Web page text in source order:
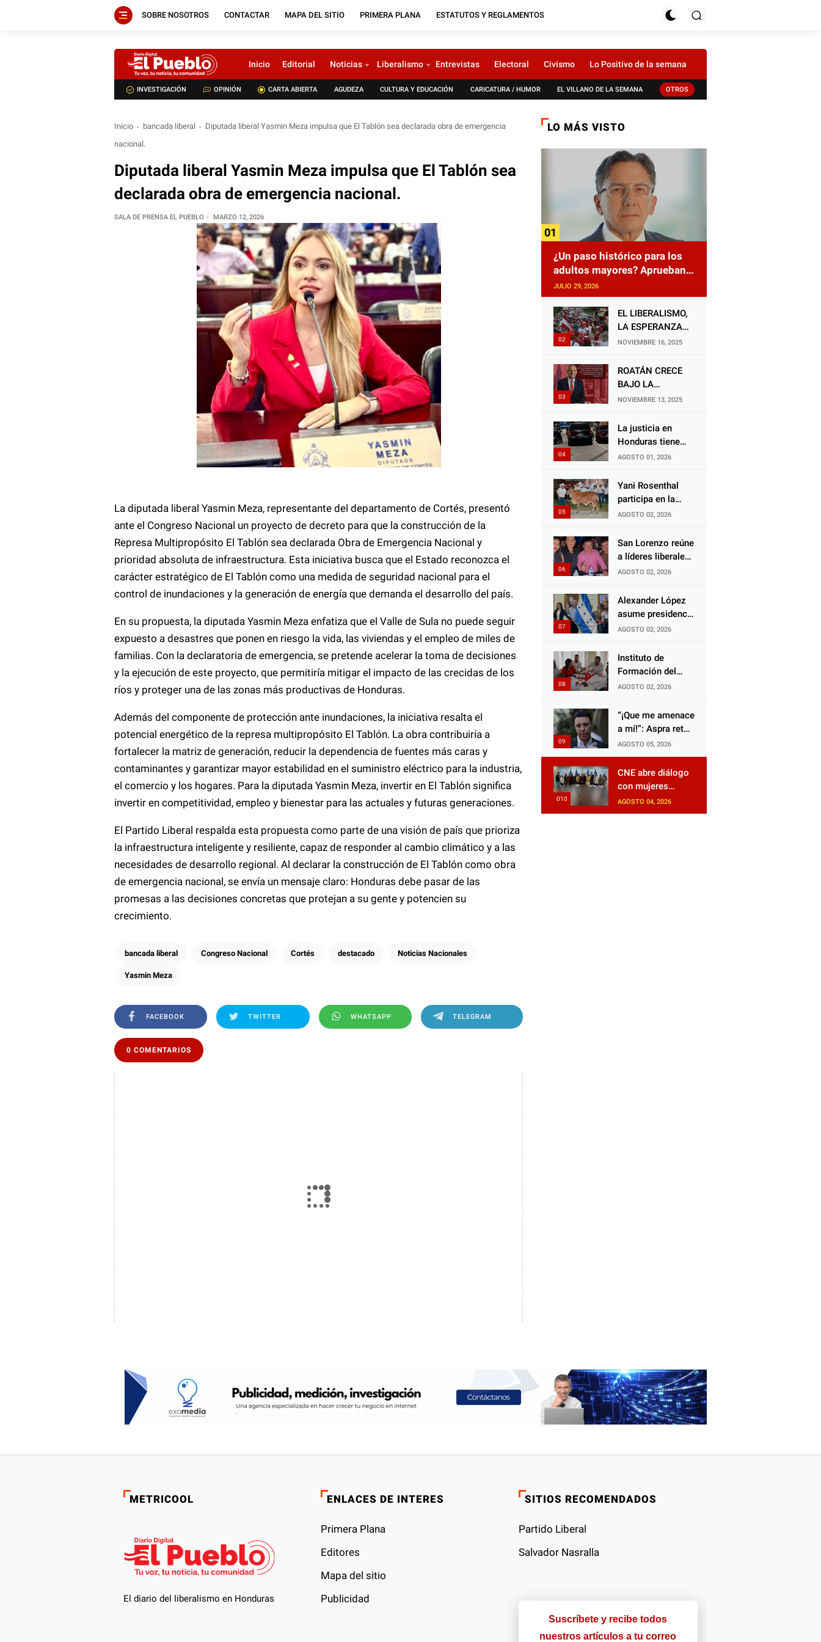
SOBRE NOSOTROS CONTACTAR MAPA DEL SITIO PRIMERA PLANA ESTATUTOS Y REGLAMENTOS
Inicio Editorial Noticias Liberalismo Entrevistas Electoral Civismo Lo Positivo de la semana
INVESTIGACIÓN OPINIÓN CARTA ABIERTA AGUDEZA CULTURA Y EDUCACIÓN CARICATURA / HUMOR EL VILLANO DE LA SEMANA OTROS
Inicio bancada liberal
Diputada liberal Yasmin Meza impulsa que El Tablón sea declarada obra de emergencia
nacional.
Diputada liberal Yasmin Meza impulsa que El Tablón sea
declarada obra de emergencia nacional.
SALA DE PRENSA EL PUEBLO MARZO 12, 2026
La diputada liberal Yasmin Meza, representante del departamento de Cortés, presentó
ante el Congreso Nacional un proyecto de decreto para que la construcción de la
Represa Multipropósito El Tablón sea declarada Obra de Emergencia Nacional y
prioridad absoluta de infraestructura. Esta iniciativa busca que el Estado reconozca el
carácter estratégico de El Tablón como una medida de seguridad nacional para el
control de inundaciones y la generación de energía que demanda el desarrollo del país.
En su propuesta, la diputada Yasmin Meza enfatiza que el Valle de Sula no puede seguir
expuesto a desastres que ponen en riesgo la vida, las viviendas y el empleo de miles de
familias. Con la declaratoria de emergencia, se pretende acelerar la toma de decisiones
y la ejecución de este proyecto, que permitiría mitigar el impacto de las crecidas de los
ríos y proteger una de las zonas más productivas de Honduras.
Además del componente de protección ante inundaciones, la iniciativa resalta el
potencial energético de la represa multipropósito El Tablón. La obra contribuiría a
fortalecer la matriz de generación, reducir la dependencia de fuentes más caras y
contaminantes y garantizar mayor estabilidad en el suministro eléctrico para la industria,
el comercio y los hogares. Para la diputada Yasmin Meza, invertir en El Tablón significa
invertir en competitividad, empleo y bienestar para las actuales y futuras generaciones.
El Partido Liberal respalda esta propuesta como parte de una visión de país que prioriza
la infraestructura inteligente y resiliente, capaz de responder al cambio climático y a las
necesidades de desarrollo regional. Al declarar la construcción de El Tablón como obra
de emergencia nacional, se envía un mensaje claro: Honduras debe pasar de las
promesas a las decisiones concretas que protejan a su gente y potencien su
crecimiento.
bancada liberal Congreso Nacional Cortés destacado Noticias Nacionales
Yasmin Meza
FACEBOOK TWITTER WHATSAPP TELEGRAM
0 COMENTARIOS
LO MÁS VISTO
¿Un paso histórico para los
adultos mayores? Aprueban
reforma impulsada por el
diputado Salomón Nazar para
fortalecer su protección en
Honduras
JULIO 29, 2026
EL LIBERALISMO,
LA ESPERANZA
QUE RENACE
NOVIEMBRE 16, 2025
ROATÁN CRECE
BAJO LA
ALCALDÍA DE RON
GESTOR ALIADO
DE LA
NOVIEMBRE 13, 2025
La justicia en
Honduras tiene
una deuda
animales, y
negarse a castigar
Choloma es
consolidar un
Estado que
y abandona al
inocente.
AGOSTO 01, 2026
Yani Rosenthal
participa en la
Feria Nacional
2026
AGOSTO 02, 2026
San Lorenzo reúne
a líderes liberales
en jornada de
unidad
AGOSTO 02, 2026
Alexander López
asume presidencia
del Consejo
de El Progreso
para el Censo
AGOSTO 02, 2026
Instituto de
Formación del
Partido Liberal
liderazgo con
jornadas de
AGOSTO 02, 2026
“¡Que me amenace
a mí!”: Aspra reta
a JOH y exige que
siga tras las rejas
AGOSTO 05, 2026
CNE abre diálogo
con mujeres
políticas para
impulsar reformas
AGOSTO 04, 2026
METRICOOL
El diario del liberalismo en Honduras
ENLACES DE INTERES
Primera Plana
Editores
Mapa del sitio
Publicidad
SITIOS RECOMENDADOS
Partido Liberal
Salvador Nasralla
Suscríbete y recibe todos
nuestros artículos a tu correo